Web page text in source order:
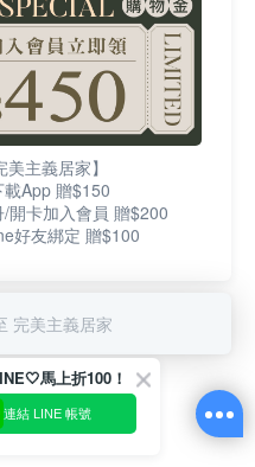
美主義居家】
App 贈$150
開卡加入會員 贈$200
好友綁定 贈$100
完美主義居家
馬上折100！
連結 LINE 帳號